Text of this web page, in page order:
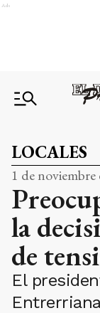
Ads
LOCALES
1 de noviembre
la
de
El